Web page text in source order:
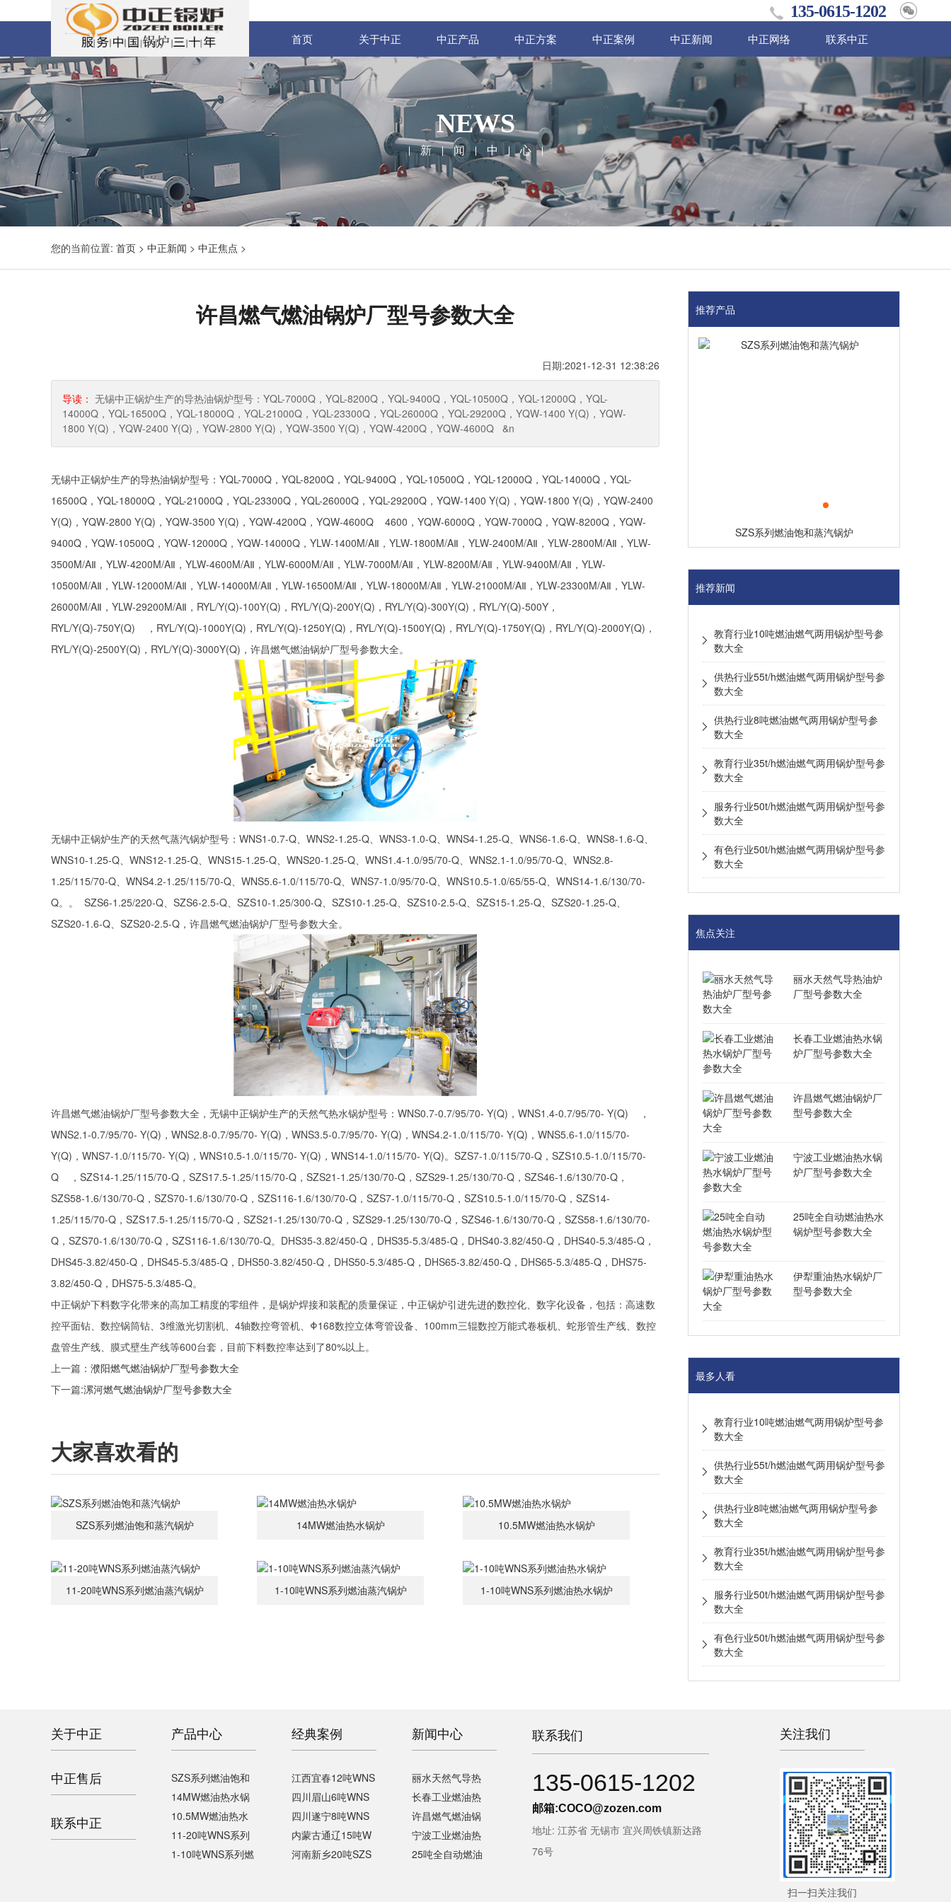
135-0615-1202
首页 关于中正 中正产品 中正方案 中正案例 中正新闻 中正网络 联系中正
NEWS
新 闻 中 心
您的当前位置: 首页 > 中正新闻 > 中正焦点 >
许昌燃气燃油锅炉厂型号参数大全
日期:2021-12-31 12:38:26
导读： 无锡中正锅炉生产的导热油锅炉型号：YQL-7000Q，YQL-8200Q，YQL-9400Q，YQL-10500Q，YQL-12000Q，YQL-
14000Q，YQL-16500Q，YQL-18000Q，YQL-21000Q，YQL-23300Q，YQL-26000Q，YQL-29200Q，YQW-1400 Y(Q)，YQW-
1800 Y(Q)，YQW-2400 Y(Q)，YQW-2800 Y(Q)，YQW-3500 Y(Q)，YQW-4200Q，YQW-4600Q &n
无锡中正锅炉生产的导热油锅炉型号：YQL-7000Q，YQL-8200Q，YQL-9400Q，YQL-10500Q，YQL-12000Q，YQL-14000Q，YQL-
16500Q，YQL-18000Q，YQL-21000Q，YQL-23300Q，YQL-26000Q，YQL-29200Q，YQW-1400 Y(Q)，YQW-1800 Y(Q)，YQW-2400
Y(Q)，YQW-2800 Y(Q)，YQW-3500 Y(Q)，YQW-4200Q，YQW-4600Q 4600，YQW-6000Q，YQW-7000Q，YQW-8200Q，YQW-
9400Q，YQW-10500Q，YQW-12000Q，YQW-14000Q，YLW-1400M/AⅡ，YLW-1800M/AⅡ，YLW-2400M/AⅡ，YLW-2800M/AⅡ，YLW-
3500M/AⅡ，YLW-4200M/AⅡ，YLW-4600M/AⅡ，YLW-6000M/AⅡ，YLW-7000M/AⅡ，YLW-8200M/AⅡ，YLW-9400M/AⅡ，YLW-
10500M/AⅡ，YLW-12000M/AⅡ，YLW-14000M/AⅡ，YLW-16500M/AⅡ，YLW-18000M/AⅡ，YLW-21000M/AⅡ，YLW-23300M/AⅡ，YLW-
26000M/AⅡ，YLW-29200M/AⅡ，RYL/Y(Q)-100Y(Q)，RYL/Y(Q)-200Y(Q)，RYL/Y(Q)-300Y(Q)，RYL/Y(Q)-500Y，
RYL/Y(Q)-750Y(Q) ，RYL/Y(Q)-1000Y(Q)，RYL/Y(Q)-1250Y(Q)，RYL/Y(Q)-1500Y(Q)，RYL/Y(Q)-1750Y(Q)，RYL/Y(Q)-2000Y(Q)，
RYL/Y(Q)-2500Y(Q)，RYL/Y(Q)-3000Y(Q)，许昌燃气燃油锅炉厂型号参数大全。
无锡中正锅炉生产的天然气蒸汽锅炉型号：WNS1-0.7-Q、WNS2-1.25-Q、WNS3-1.0-Q、WNS4-1.25-Q、WNS6-1.6-Q、WNS8-1.6-Q、
WNS10-1.25-Q、WNS12-1.25-Q、WNS15-1.25-Q、WNS20-1.25-Q、WNS1.4-1.0/95/70-Q、WNS2.1-1.0/95/70-Q、WNS2.8-
1.25/115/70-Q、WNS4.2-1.25/115/70-Q、WNS5.6-1.0/115/70-Q、WNS7-1.0/95/70-Q、WNS10.5-1.0/65/55-Q、WNS14-1.6/130/70-
Q。。 SZS6-1.25/220-Q、SZS6-2.5-Q、SZS10-1.25/300-Q、SZS10-1.25-Q、SZS10-2.5-Q、SZS15-1.25-Q、SZS20-1.25-Q、
SZS20-1.6-Q、SZS20-2.5-Q，许昌燃气燃油锅炉厂型号参数大全。
许昌燃气燃油锅炉厂型号参数大全，无锡中正锅炉生产的天然气热水锅炉型号：WNS0.7-0.7/95/70- Y(Q)，WNS1.4-0.7/95/70- Y(Q) ，
WNS2.1-0.7/95/70- Y(Q)，WNS2.8-0.7/95/70- Y(Q)，WNS3.5-0.7/95/70- Y(Q)，WNS4.2-1.0/115/70- Y(Q)，WNS5.6-1.0/115/70-
Y(Q)，WNS7-1.0/115/70- Y(Q)，WNS10.5-1.0/115/70- Y(Q)，WNS14-1.0/115/70- Y(Q)。SZS7-1.0/115/70-Q，SZS10.5-1.0/115/70-
Q ，SZS14-1.25/115/70-Q，SZS17.5-1.25/115/70-Q，SZS21-1.25/130/70-Q，SZS29-1.25/130/70-Q，SZS46-1.6/130/70-Q，
SZS58-1.6/130/70-Q，SZS70-1.6/130/70-Q，SZS116-1.6/130/70-Q，SZS7-1.0/115/70-Q，SZS10.5-1.0/115/70-Q，SZS14-
1.25/115/70-Q，SZS17.5-1.25/115/70-Q，SZS21-1.25/130/70-Q，SZS29-1.25/130/70-Q，SZS46-1.6/130/70-Q，SZS58-1.6/130/70-
Q，SZS70-1.6/130/70-Q，SZS116-1.6/130/70-Q。DHS35-3.82/450-Q，DHS35-5.3/485-Q，DHS40-3.82/450-Q，DHS40-5.3/485-Q，
DHS45-3.82/450-Q，DHS45-5.3/485-Q，DHS50-3.82/450-Q，DHS50-5.3/485-Q，DHS65-3.82/450-Q，DHS65-5.3/485-Q，DHS75-
3.82/450-Q，DHS75-5.3/485-Q。
中正锅炉下料数字化带来的高加工精度的零组件，是锅炉焊接和装配的质量保证，中正锅炉引进先进的数控化、数字化设备，包括：高速数
控平面钻、数控锅筒钻、3维激光切割机、4轴数控弯管机、Φ168数控立体弯管设备、100mm三辊数控万能式卷板机、蛇形管生产线、数控
盘管生产线、膜式壁生产线等600台套，目前下料数控率达到了80%以上。
上一篇： 濮阳燃气燃油锅炉厂型号参数大全
下一篇:漯河燃气燃油锅炉厂型号参数大全
大家喜欢看的
SZS系列燃油饱和蒸汽锅炉 14MW燃油热水锅炉 10.5MW燃油热水锅炉
11-20吨WNS系列燃油蒸汽锅炉 1-10吨WNS系列燃油蒸汽锅炉 1-10吨WNS系列燃油热水锅炉
推荐产品
SZS系列燃油饱和蒸汽锅炉
推荐新闻
教育行业10吨燃油燃气两用锅炉型号参
数大全
供热行业55t/h燃油燃气两用锅炉型号参
数大全
供热行业8吨燃油燃气两用锅炉型号参
数大全
教育行业35t/h燃油燃气两用锅炉型号参
数大全
服务行业50t/h燃油燃气两用锅炉型号参
数大全
有色行业50t/h燃油燃气两用锅炉型号参
数大全
焦点关注
丽水天然气导热油炉
厂型号参数大全
长春工业燃油热水锅
炉厂型号参数大全
许昌燃气燃油锅炉厂
型号参数大全
宁波工业燃油热水锅
炉厂型号参数大全
25吨全自动燃油热水
锅炉型号参数大全
伊犁重油热水锅炉厂
型号参数大全
最多人看
教育行业10吨燃油燃气两用锅炉型号参
数大全
供热行业55t/h燃油燃气两用锅炉型号参
数大全
供热行业8吨燃油燃气两用锅炉型号参
数大全
教育行业35t/h燃油燃气两用锅炉型号参
数大全
服务行业50t/h燃油燃气两用锅炉型号参
数大全
有色行业50t/h燃油燃气两用锅炉型号参
数大全
关于中正
中正售后
联系中正
产品中心
SZS系列燃油饱和
14MW燃油热水锅
10.5MW燃油热水
11-20吨WNS系列
1-10吨WNS系列燃
经典案例
江西宜春12吨WNS
四川眉山6吨WNS
四川遂宁8吨WNS
内蒙古通辽15吨W
河南新乡20吨SZS
新闻中心
丽水天然气导热
长春工业燃油热
许昌燃气燃油锅
宁波工业燃油热
25吨全自动燃油
联系我们
135-0615-1202
邮箱:COCO@zozen.com
地址: 江苏省 无锡市 宜兴周铁镇新达路
76号
关注我们
扫一扫关注我们